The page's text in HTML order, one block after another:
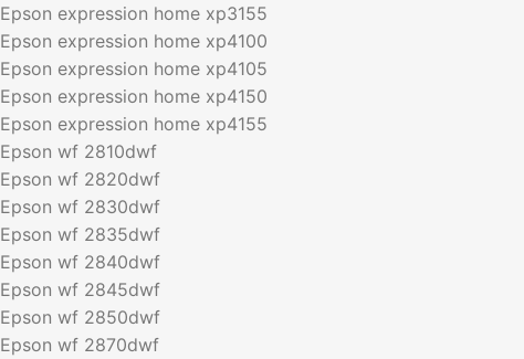
Epson expression home xp3155
Epson expression home xp4100
Epson expression home xp4105
Epson expression home xp4150
Epson expression home xp4155
Epson wf 2810dwf
Epson wf 2820dwf
Epson wf 2830dwf
Epson wf 2835dwf
Epson wf 2840dwf
Epson wf 2845dwf
Epson wf 2850dwf
Epson wf 2870dwf